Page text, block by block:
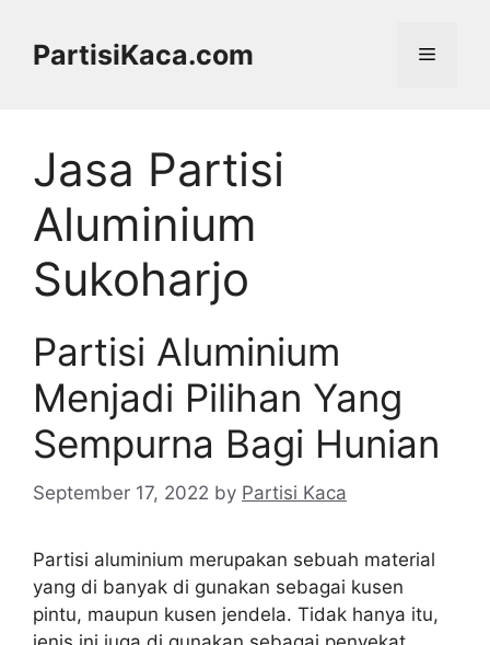
contentPartisiKaca.com Menu
Jasa Partisi
Aluminium
Sukoharjo
Partisi Aluminium
Menjadi Pilihan Yang
Sempurna Bagi Hunian
September 17, 2022 by Partisi Kaca
Partisi aluminium merupakan sebuah material
yang di banyak di gunakan sebagai kusen
pintu, maupun kusen jendela. Tidak hanya itu,